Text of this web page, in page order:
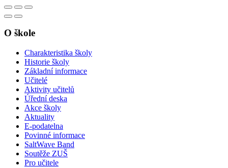
O škole
Charakteristika školy
Historie školy
Základní informace
Učitelé
Aktivity učitelů
Úřední deska
Akce školy
Aktuality
E-podatelna
Povinné informace
SaltWave Band
Soutěže ZUŠ
Pro učitele